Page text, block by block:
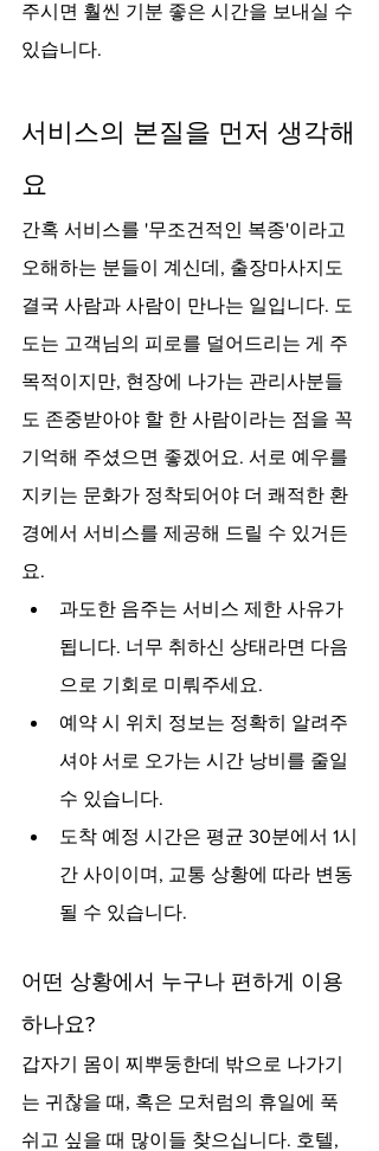
주시면 훨씬 기분 좋은 시간을 보내실 수
있습니다.
서비스의 본질을 먼저 생각해
요
간혹 서비스를 '무조건적인 복종'이라고
오해하는 분들이 계신데, 출장마사지도
결국 사람과 사람이 만나는 일입니다. 도
도는 고객님의 피로를 덜어드리는 게 주
목적이지만, 현장에 나가는 관리사분들
도 존중받아야 할 한 사람이라는 점을 꼭
기억해 주셨으면 좋겠어요. 서로 예우를
지키는 문화가 정착되어야 더 쾌적한 환
경에서 서비스를 제공해 드릴 수 있거든
요.
과도한 음주는 서비스 제한 사유가
됩니다. 너무 취하신 상태라면 다음
으로 기회로 미뤄주세요.
예약 시 위치 정보는 정확히 알려주
셔야 서로 오가는 시간 낭비를 줄일
수 있습니다.
도착 예정 시간은 평균 30분에서 1시
간 사이이며, 교통 상황에 따라 변동
될 수 있습니다.
어떤 상황에서 누구나 편하게 이용
하나요?
갑자기 몸이 찌뿌둥한데 밖으로 나가기
는 귀찮을 때, 혹은 모처럼의 휴일에 푹
쉬고 싶을 때 많이들 찾으십니다. 호텔,